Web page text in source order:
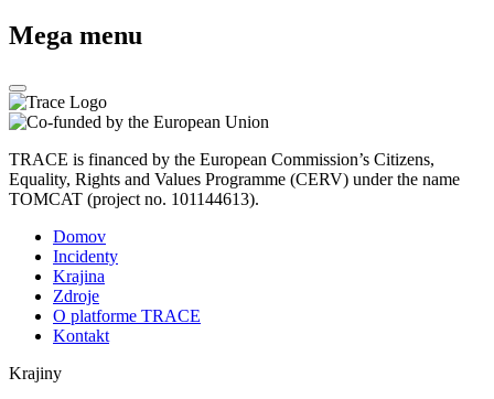
Mega menu
TRACE is financed by the European Commission’s Citizens,
Equality, Rights and Values Programme (CERV) under the name
TOMCAT (project no. 101144613).
Domov
Incidenty
Krajina
Zdroje
O platforme TRACE
Kontakt
Krajiny